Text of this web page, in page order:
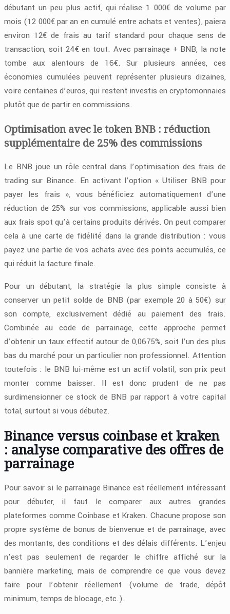
débutant un peu plus actif, qui réalise 1 000€ de volume par
mois (12 000€ par an en cumulé entre achats et ventes), paiera
environ 12€ de frais au tarif standard pour chaque sens de
transaction, soit 24€ en tout. Avec parrainage + BNB, la note
tombe aux alentours de 16€. Sur plusieurs années, ces
économies cumulées peuvent représenter plusieurs dizaines,
voire centaines d’euros, qui restent investis en cryptomonnaies
plutôt que de partir en commissions.
Optimisation avec le token BNB : réduction
supplémentaire de 25% des commissions
Le BNB joue un rôle central dans l’optimisation des frais de
trading sur Binance. En activant l’option « Utiliser BNB pour
payer les frais », vous bénéficiez automatiquement d’une
réduction de 25% sur vos commissions, applicable aussi bien
aux frais spot qu’à certains produits dérivés. On peut comparer
cela à une carte de fidélité dans la grande distribution : vous
payez une partie de vos achats avec des points accumulés, ce
qui réduit la facture finale.
Pour un débutant, la stratégie la plus simple consiste à
conserver un petit solde de BNB (par exemple 20 à 50€) sur
son compte, exclusivement dédié au paiement des frais.
Combinée au code de parrainage, cette approche permet
d’obtenir un taux effectif autour de 0,0675%, soit l’un des plus
bas du marché pour un particulier non professionnel. Attention
toutefois : le BNB lui-même est un actif volatil, son prix peut
monter comme baisser. Il est donc prudent de ne pas
surdimensionner ce stock de BNB par rapport à votre capital
total, surtout si vous débutez.
Binance versus coinbase et kraken
: analyse comparative des offres de
parrainage
Pour savoir si le parrainage Binance est réellement intéressant
pour débuter, il faut le comparer aux autres grandes
plateformes comme Coinbase et Kraken. Chacune propose son
propre système de bonus de bienvenue et de parrainage, avec
des montants, des conditions et des délais différents. L’enjeu
n’est pas seulement de regarder le chiffre affiché sur la
bannière marketing, mais de comprendre ce que vous devez
faire pour l’obtenir réellement (volume de trade, dépôt
minimum, temps de blocage, etc.).